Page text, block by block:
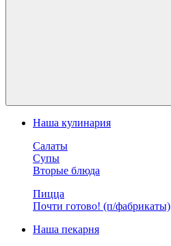
Наша кулинария
Салаты
Супы
Вторые блюда
Пицца
Почти готово! (п/фабрикаты)
Наша пекарня